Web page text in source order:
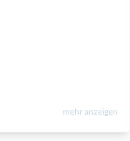
mehr anzeigen